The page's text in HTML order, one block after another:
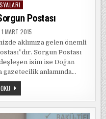
Postası
1 MART 2015
aklımıza gelen önemli
Sorgun Postası
isim ise Doğan
gazetecilik anlamında…
DOĞAN
ÖZMEN
/
SORGUN
POSTASI